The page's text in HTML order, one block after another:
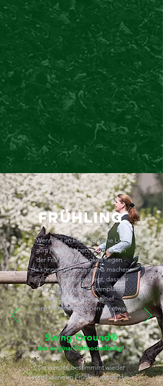
FRÜHLING
Wenn Sie im Frühling keine Lust
zum Reiten haben, kann das an
der Frühlingsmüdigkeit liegen -
da können wir auch nichts machen.
Falls es aber daran liegt, dass Ihr
Reitplatz zur einer Seenplatte
wurde oder knöcheltief
verschlammt ist, haben wir etwas
für Sie:
Swing Ground®
der original Reitbodenbelag!
Sie werden bestimmmt wieder
wach, denn im Frühling macht das